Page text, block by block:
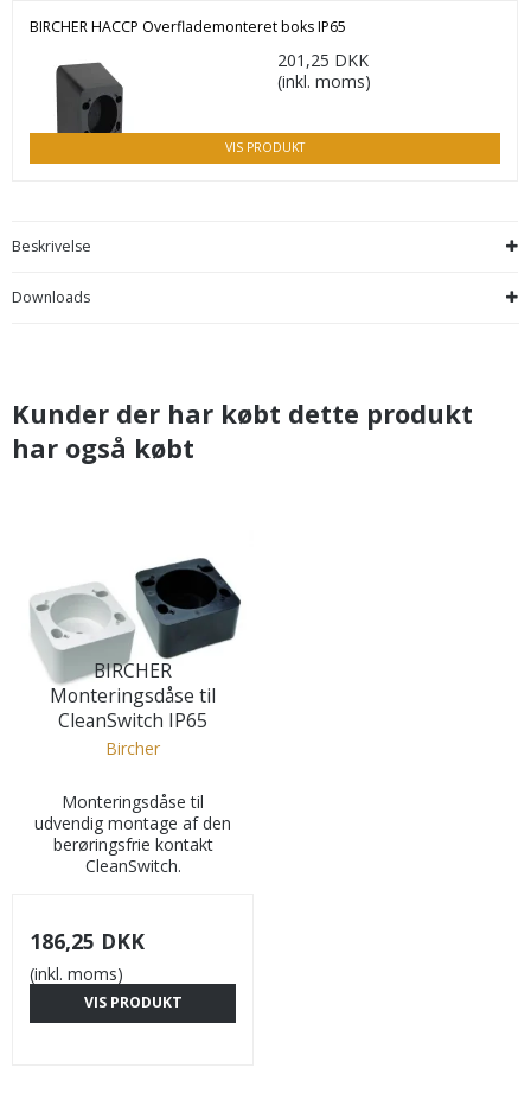
BIRCHER HACCP Overflademonteret boks IP65
201,25 DKK
(inkl. moms)
VIS PRODUKT
Beskrivelse
Downloads
Kunder der har købt dette produkt
har også købt
BIRCHER
Monteringsdåse til
CleanSwitch IP65
Bircher
Monteringsdåse til
udvendig montage af den
berøringsfrie kontakt
CleanSwitch.
186,25 DKK
(inkl. moms)
VIS PRODUKT